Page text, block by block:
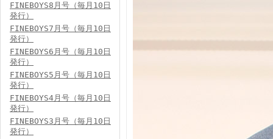
FINEBOYS2024年9月号
FINEBOYS8月号（毎月10日
発行）
FINEBOYS7月号（毎月10日
発行）
FINEBOYS6月号（毎月10日
発行）
FINEBOYS5月号（毎月10日
発行）
FINEBOYS4月号（毎月10日
発行）
FINEBOYS3月号（毎月10日
発行）